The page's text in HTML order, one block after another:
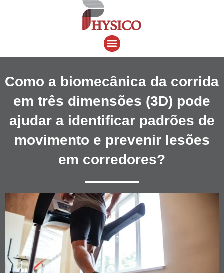
Menu
Como a biomecânica da corrida
em três dimensões (3D) pode
ajudar a identificar padrões de
movimento e prevenir lesões
em corredores?